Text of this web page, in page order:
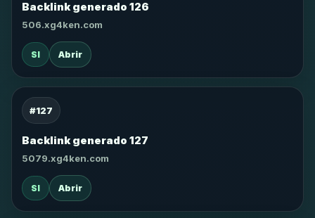
Backlink generado 126
506.xg4ken.com
SI Abrir
#127
Backlink generado 127
5079.xg4ken.com
SI Abrir